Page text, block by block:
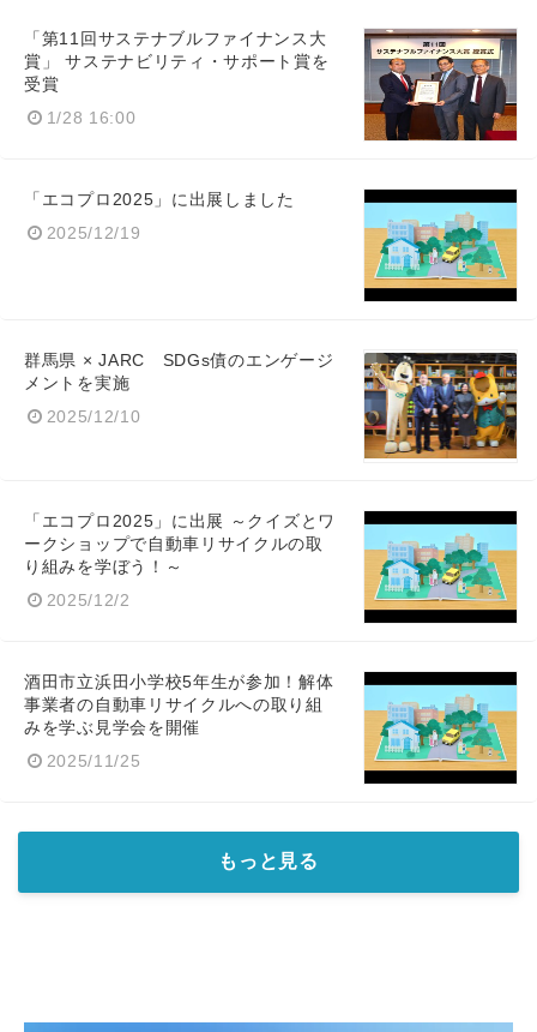
「第11回サステナブルファイナンス大
賞」 サステナビリティ・サポート賞を
受賞
1/28 16:00
「エコプロ2025」に出展しました
2025/12/19
群馬県 × JARC SDGs債のエンゲージ
メントを実施
2025/12/10
「エコプロ2025」に出展 ～クイズとワ
ークショップで自動車リサイクルの取
り組みを学ぼう！～
2025/12/2
酒田市立浜田小学校5年生が参加！解体
事業者の自動車リサイクルへの取り組
みを学ぶ見学会を開催
2025/11/25
もっと見る